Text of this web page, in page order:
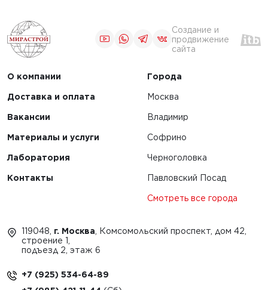
Создание и
продвижение
сайта
О компании
Доставка и оплата
Вакансии
Материалы и услуги
Лаборатория
Контакты
Города
Москва
Владимир
Софрино
Черноголовка
Павловский Посад
Смотреть все города
119048, г. Москва , Комсомольский проспект, дом 42,
строение 1,
подъезд 2, этаж 6
+7 (925) 534-64-89